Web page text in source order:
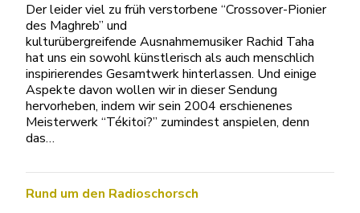
Der leider viel zu früh verstorbene “Crossover-Pionier
des Maghreb” und
kulturübergreifende Ausnahmemusiker Rachid Taha
hat uns ein sowohl künstlerisch als auch menschlich
inspirierendes Gesamtwerk hinterlassen. Und einige
Aspekte davon wollen wir in dieser Sendung
hervorheben, indem wir sein 2004 erschienenes
Meisterwerk “Tékitoi?” zumindest anspielen, denn
das…
Rund um den Radioschorsch